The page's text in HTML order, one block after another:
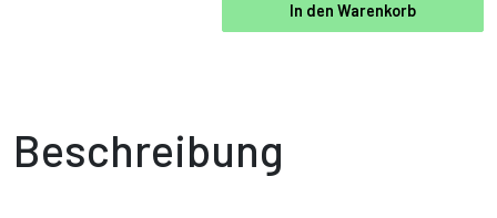
In den Warenkorb
Beschreibung